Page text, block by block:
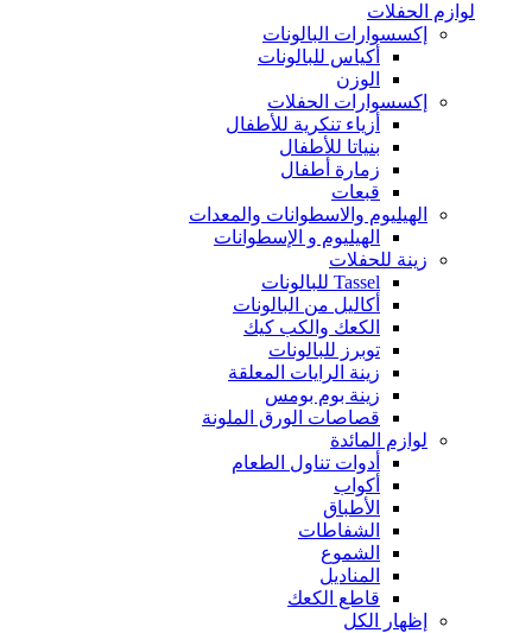
لوازم الحفلات
إكسسوارات البالونات
أكياس للبالونات
الوزن
إكسسوارات الحفلات
أزياء تنكرية للأطفال
بنياتا للأطفال
زمارة أطفال
قبعات
الهيليوم والاسطوانات والمعدات
الهيليوم و الإسطوانات
زينة للحفلات
Tassel للبالونات
أكاليل من البالونات
الكعك والكب كيك
توبرز للبالونات
زينة الرايات المعلقة
زينة بوم بومس
قصاصات الورق الملونة
لوازم المائدة
أدوات تناول الطعام
أكواب
الأطباق
الشفاطات
الشموع
المناديل
قاطع الكعك
إظهار الكل